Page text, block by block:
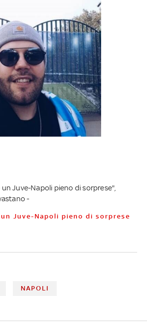
Juve-Napoli pieno di sorprese",
-
un Juve-Napoli pieno di sorprese
NAPOLI